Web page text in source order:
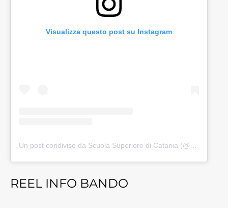
Visualizza questo post su Instagram
REEL INFO BANDO